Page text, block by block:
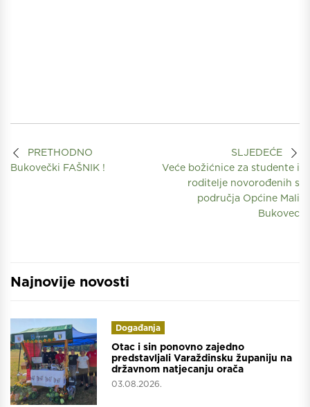
PRETHODNO
Bukovečki FAŠNIK !
SLJEDEĆE
Veće božićnice za studente i
roditelje novorođenih s
područja Općine Mali
Bukovec
Najnovije novosti
Događanja
Otac i sin ponovno zajedno
predstavljali Varaždinsku županiju na
državnom natjecanju orača
03.08.2026.